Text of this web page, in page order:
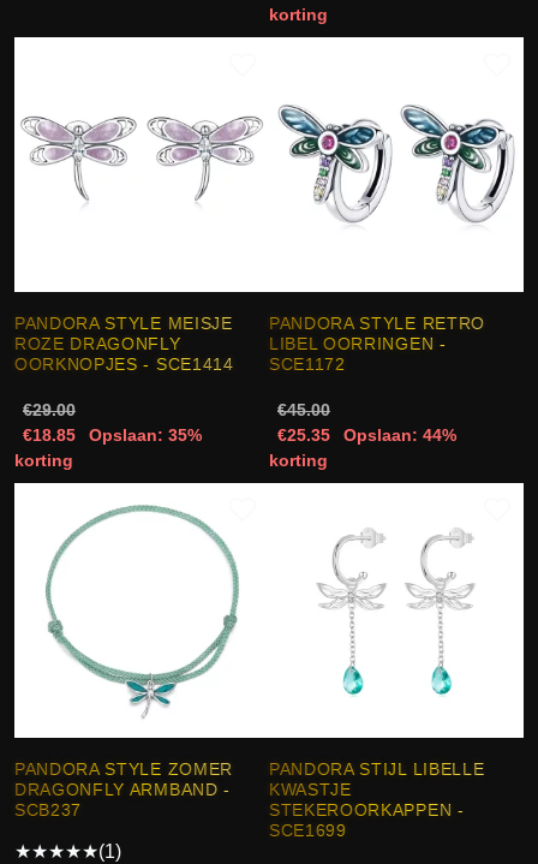
korting
PANDORA STYLE MEISJE
ROZE DRAGONFLY
OORKNOPJES - SCE1414
€29.00
€18.85
Opslaan: 35%
korting
PANDORA STYLE RETRO
LIBEL OORRINGEN -
SCE1172
€45.00
€25.35
Opslaan: 44%
korting
PANDORA STYLE ZOMER
DRAGONFLY ARMBAND -
SCB237
★★★★★(1)
PANDORA STIJL LIBELLE
KWASTJE
STEKEROORKAPPEN -
SCE1699